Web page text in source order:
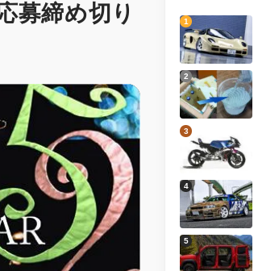
募締め切り